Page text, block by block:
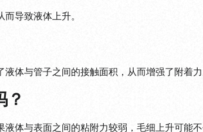
导致液体上升。
体与管子之间的接触面积，从而增强了附着力
？
体与表面之间的粘附力较弱，毛细上升可能